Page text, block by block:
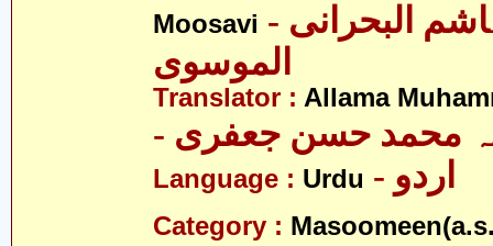
Moosavi - علامہ سید ہاشم البحرانی
الموسوی
Translator : Allama
محمد حسن جعفری
Language : Urdu - اردو
Category :